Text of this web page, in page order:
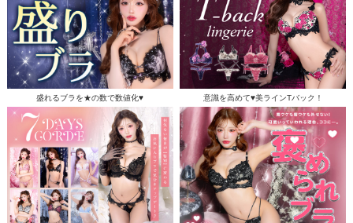
盛れるブラを★の数で数値化♥ 意識を高めて♥美ラインTバック！